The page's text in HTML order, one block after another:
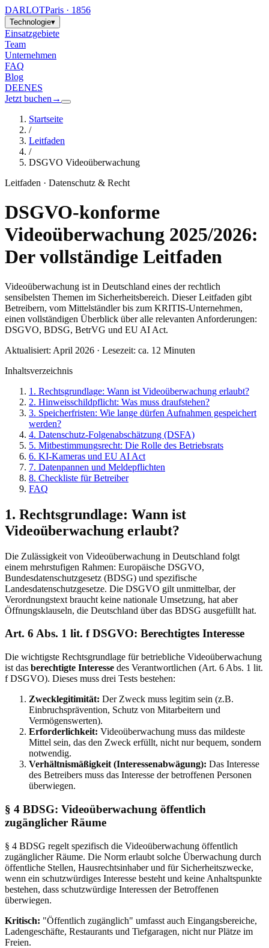
DARLOTParis · 1856
Technologie▾
Einsatzgebiete
Team
Unternehmen
FAQ
Blog
DEENES
Jetzt buchen →
Startseite
/
Leitfaden
/
DSGVO Videoüberwachung
Leitfaden · Datenschutz & Recht
DSGVO-konforme
Videoüberwachung 2025/2026:
Der vollständige Leitfaden
Videoüberwachung ist in Deutschland eines der rechtlich
sensibelsten Themen im Sicherheitsbereich. Dieser Leitfaden gibt
Betreibern, vom Mittelständler bis zum KRITIS-Unternehmen,
einen vollständigen Überblick über alle relevanten Anforderungen:
DSGVO, BDSG, BetrVG und EU AI Act.
Aktualisiert: April 2026 · Lesezeit: ca. 12 Minuten
Inhaltsverzeichnis
1. Rechtsgrundlage: Wann ist Videoüberwachung erlaubt?
2. Hinweisschildpflicht: Was muss draufstehen?
3. Speicherfristen: Wie lange dürfen Aufnahmen gespeichert
werden?
4. Datenschutz-Folgenabschätzung (DSFA)
5. Mitbestimmungsrecht: Die Rolle des Betriebsrats
6. KI-Kameras und EU AI Act
7. Datenpannen und Meldepflichten
8. Checkliste für Betreiber
FAQ
1. Rechtsgrundlage: Wann ist
Videoüberwachung erlaubt?
Die Zulässigkeit von Videoüberwachung in Deutschland folgt
einem mehrstufigen Rahmen: Europäische DSGVO,
Bundesdatenschutzgesetz (BDSG) und spezifische
Landesdatenschutzgesetze. Die DSGVO gilt unmittelbar, der
Verordnungstext braucht keine nationale Umsetzung, hat aber
Öffnungsklauseln, die Deutschland über das BDSG ausgefüllt hat.
Art. 6 Abs. 1 lit. f DSGVO: Berechtigtes Interesse
Die wichtigste Rechtsgrundlage für betriebliche Videoüberwachung
ist das berechtigte Interesse des Verantwortlichen (Art. 6 Abs. 1 lit.
f DSGVO). Dieses muss drei Tests bestehen:
Zwecklegitimität: Der Zweck muss legitim sein (z.B.
Einbruchsprävention, Schutz von Mitarbeitern und
Vermögenswerten).
Erforderlichkeit: Videoüberwachung muss das mildeste
Mittel sein, das den Zweck erfüllt, nicht nur bequem, sondern
notwendig.
Verhältnismäßigkeit (Interessenabwägung): Das Interesse
des Betreibers muss das Interesse der betroffenen Personen
überwiegen.
§ 4 BDSG: Videoüberwachung öffentlich
zugänglicher Räume
§ 4 BDSG regelt spezifisch die Videoüberwachung öffentlich
zugänglicher Räume. Die Norm erlaubt solche Überwachung durch
öffentliche Stellen, Hausrechtsinhaber und für Sicherheitszwecke,
wenn ein schutzwürdiges Interesse besteht und keine Anhaltspunkte
bestehen, dass schutzwürdige Interessen der Betroffenen
überwiegen.
Kritisch: "Öffentlich zugänglich" umfasst auch Eingangsbereiche,
Ladengeschäfte, Restaurants und Tiefgaragen, nicht nur Plätze im
Freien.